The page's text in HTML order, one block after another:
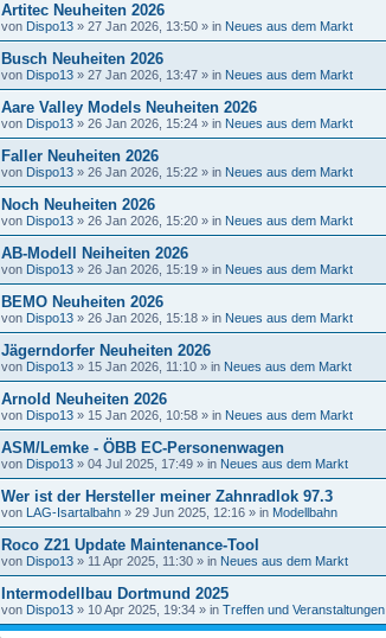
Artitec Neuheiten 2026
von Dispo13 » 27 Jan 2026, 13:50 » in Neues aus dem Markt
Busch Neuheiten 2026
von Dispo13 » 27 Jan 2026, 13:47 » in Neues aus dem Markt
Aare Valley Models Neuheiten 2026
von Dispo13 » 26 Jan 2026, 15:24 » in Neues aus dem Markt
Faller Neuheiten 2026
von Dispo13 » 26 Jan 2026, 15:22 » in Neues aus dem Markt
Noch Neuheiten 2026
von Dispo13 » 26 Jan 2026, 15:20 » in Neues aus dem Markt
AB-Modell Neiheiten 2026
von Dispo13 » 26 Jan 2026, 15:19 » in Neues aus dem Markt
BEMO Neuheiten 2026
von Dispo13 » 26 Jan 2026, 15:18 » in Neues aus dem Markt
Jägerndorfer Neuheiten 2026
von Dispo13 » 15 Jan 2026, 11:10 » in Neues aus dem Markt
Arnold Neuheiten 2026
von Dispo13 » 15 Jan 2026, 10:58 » in Neues aus dem Markt
ASM/Lemke - ÖBB EC-Personenwagen
von Dispo13 » 04 Jul 2025, 17:49 » in Neues aus dem Markt
Wer ist der Hersteller meiner Zahnradlok 97.3
von LAG-Isartalbahn » 29 Jun 2025, 12:16 » in Modellbahn
Roco Z21 Update Maintenance-Tool
von Dispo13 » 11 Apr 2025, 11:30 » in Neues aus dem Markt
Intermodellbau Dortmund 2025
von Dispo13 » 10 Apr 2025, 19:34 » in Treffen und Veranstaltungen